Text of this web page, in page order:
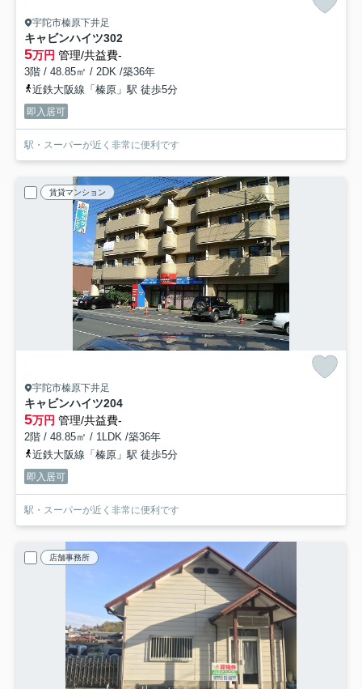
宇陀市榛原下井足
キャビンハイツ302
5万円 管理/共益費-
3階 / 48.85㎡ / 2DK /築36年
近鉄大阪線「榛原」駅 徒歩5分
即入居可
駅・スーパーが近く非常に便利です
賃貸マンション
宇陀市榛原下井足
キャビンハイツ204
5万円 管理/共益費-
2階 / 48.85㎡ / 1LDK /築36年
近鉄大阪線「榛原」駅 徒歩5分
即入居可
駅・スーパーが近く非常に便利です
店舗事務所